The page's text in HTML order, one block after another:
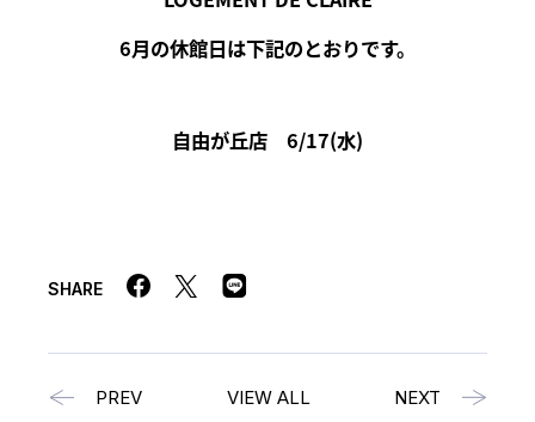
6月の休館日は下記のとおりです。
自由が丘店 6/17(水)
SHARE
PREV VIEW ALL NEXT